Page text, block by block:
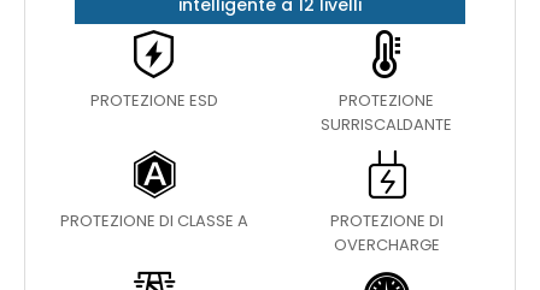
intelligente a 12 livelli
PROTEZIONE ESD
PROTEZIONE
SURRISCALDANTE
PROTEZIONE DI CLASSE A
PROTEZIONE DI
OVERCHARGE